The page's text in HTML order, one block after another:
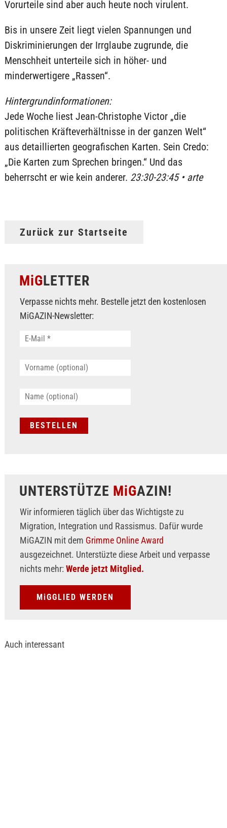
Vorurteile sind aber auch heute noch virulent.
Bis in unsere Zeit liegt vielen Spannungen und
Diskriminierungen der Irrglaube zugrunde, die
Menschheit unterteile sich in höher- und
minderwertigere „Rassen“.
Hintergrundinformationen:
Jede Woche liest Jean-Christophe Victor „die
politischen Kräfteverhältnisse in der ganzen Welt“
aus detaillierten geografischen Karten. Sein Credo:
„Die Karten zum Sprechen bringen.“ Und das
beherrscht er wie kein anderer. 23:30-23:45 • arte
Zurück zur Startseite
MiGLETTER
Verpasse nichts mehr. Bestelle jetzt den kostenlosen
MiGAZIN-Newsletter:
UNTERSTÜTZE MiGAZIN!
Wir informieren täglich über das Wichtigste zu
Migration, Integration und Rassismus. Dafür wurde
MiGAZIN mit dem Grimme Online Award
ausgezeichnet. Unterstüzte diese Arbeit und verpasse
nichts mehr: Werde jetzt Mitglied.
MiGGLIED WERDEN
Auch interessant